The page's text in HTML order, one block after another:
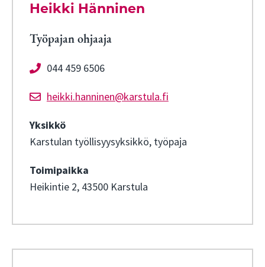
Heikki Hänninen
Työpajan ohjaaja
044 459 6506
heikki.hanninen@karstula.fi
Yksikkö
Karstulan työllisyysyksikkö, työpaja
Toimipaikka
Heikintie 2, 43500 Karstula